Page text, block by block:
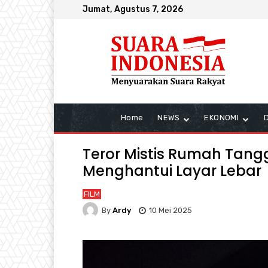
Jumat, Agustus 7, 2026
Home NEWS EKONOMI
Teror Mistis Rumah
Menghantui Layar Lebar
FILM
By Ardy 10 Mei 2025